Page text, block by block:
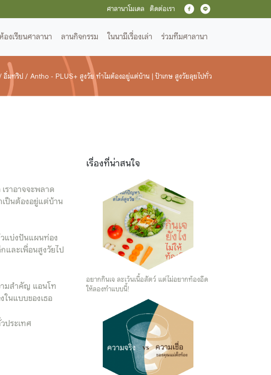
ศาลานาโมเดล ติดต่อเรา
องเรียนศาลานา ลานกิจกรรม ในนามีเรื่องเล่า ร่วมทีมศาลานา
อิ่มทริป / Antho - PLUS+ สูงวัย ทำไมต้องอยู่แต่บ้าน | ป้าเกษ สูงวัยลุยไปทั่ว
ราอาจจะพลาด
เป็นต้องอยู่แต่บ้าน
แบ่งปันแผนท่อง
และเพื่อนสูงวัยไป
ามสำคัญ แอนโท
นแบบของเธอ
ประเทศ
เรื่องที่น่าสนใจ
อยากกินเจ ละเว้นเนื้อสัตว์ แต่ไม่อยากท้องอืด
ให้ลองทำแบบนี้!